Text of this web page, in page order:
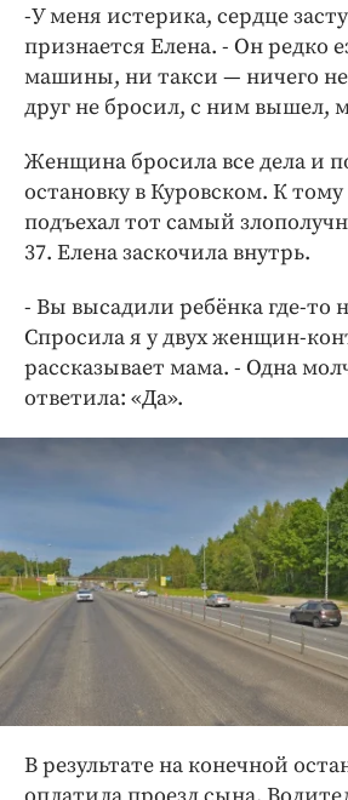
-У меня истерика, сердце
признается Елена. - Он редко
машины, ни такси — ничего
друг не бросил, с ним вышел,
Женщина бросила все дела и
остановку в Куровском. К
подъехал тот самый
37. Елена заскочила внутрь.
- Вы высадили ребёнка где-то
Спросила я у двух женщин-
рассказывает мама. - Одна
ответила: «Да».
В результате на конечной